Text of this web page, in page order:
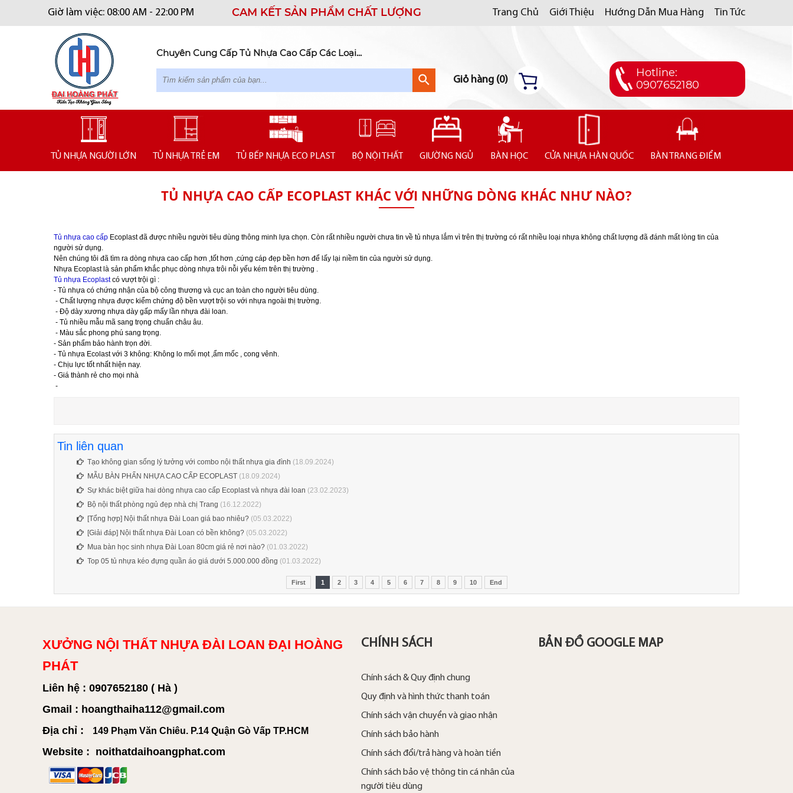
Giờ làm việc: 08:00 AM - 22:00 PM CAM KẾT SẢN PHẨM CHẤT LƯỢNG Trang Chủ Giới Thiệu Hướng Dẫn Mua Hàng Tin Tức
Chuyên Cung Cấp Tủ Nhựa Cao Cấp Các Loại...
Giỏ hàng (0)
Hotline:
0907652180
TỦ NHỰA NGƯỜI LỚN TỦ NHỰA TRẺ EM TỦ BẾP NHỰA ECO PLAST BỘ NỘI THẤT GIƯỜNG NGỦ BÀN HỌC CỬA NHỰA HÀN QUỐC BÀN TRANG ĐIỂM
TỦ NHỰA CAO CẤP ECOPLAST KHÁC VỚI NHỮNG DÒNG KHÁC NHƯ NÀO?
Tủ nhựa cao cấpEcoplast đã được nhiều người tiêu dùng thông minh lựa chọn. Còn rất nhiều người chưa tin về tủ nhựa lắm vì trên thị trường có rất nhiều loại nhựa không chất lượng đã đánh mất lòng tin của
người sử dụng.
Nên chúng tôi đã tìm ra dòng nhựa cao cấp hơn ,tốt hơn ,cứng cáp đẹp bền hơn để lấy lại niềm tin của người sử dụng.
Nhựa Ecoplast là sản phẩm khắc phục dòng nhựa trôi nỗi yếu kém trên thị trường .
Tủ nhựa Ecoplastcó vượt trội gì :
- Tủ nhựa có chứng nhận của bộ công thương và cục an toàn cho người tiêu dùng.
- Chất lượng nhựa được kiểm chứng độ bền vượt trội so với nhựa ngoài thị trường.
- Độ dày xương nhựa dày gấp mấy lần nhựa đài loan.
- Tủ nhiều mẫu mã sang trọng chuẩn châu âu.
- Màu sắc phong phú sang trọng.
- Sản phẩm bảo hành trọn đời.
- Tủ nhựa Ecolast với 3 không: Không lo mối mọt ,ẩm mốc , cong vênh.
- Chịu lực tốt nhất hiện nay.
- Giá thành rẻ cho mọi nhà
-
Tin liên quan
Tạo không gian sống lý tưởng với combo nội thất nhựa gia đình (18.09.2024)
MẪU BÀN PHẤN NHỰA CAO CẤP ECOPLAST(18.09.2024)
Sự khác biệt giữa hai dòng nhựa cao cấp Ecoplast và nhựa đài loan (23.02.2023)
Bộ nội thất phòng ngủ đẹp nhà chị Trang (16.12.2022)
[Tổng hợp] Nội thất nhựa Đài Loan giá bao nhiêu?(05.03.2022)
[Giải đáp] Nội thất nhựa Đài Loan có bền không?(05.03.2022)
Mua bàn học sinh nhựa Đài Loan 80cm giá rẻ nơi nào?(01.03.2022)
Top 05 tủ nhựa kéo đựng quần áo giá dưới 5.000.000 đồng (01.03.2022)
First 1 2 3 4 5 6 7 8 9 10 End
XƯỞNG NỘI THẤT NHỰA ĐÀI LOAN ĐẠI HOÀNG
PHÁT
Liên hệ : 0907652180 ( Hà )
Gmail : hoangthaiha112@gmail.com
Địa chỉ :
149 Phạm Văn Chiêu. P.14 Quận Gò Vấp TP.HCM
Website : noithatdaihoangphat.com
CHÍNH SÁCH
Chính sách & Quy định chung
Quy định và hình thức thanh toán
Chính sách vận chuyển và giao nhận
Chính sách bảo hành
Chính sách đổi/trả hàng và hoàn tiền
Chính sách bảo vệ thông tin cá nhân của
người tiêu dùng
BẢN ĐỒ GOOGLE MAP